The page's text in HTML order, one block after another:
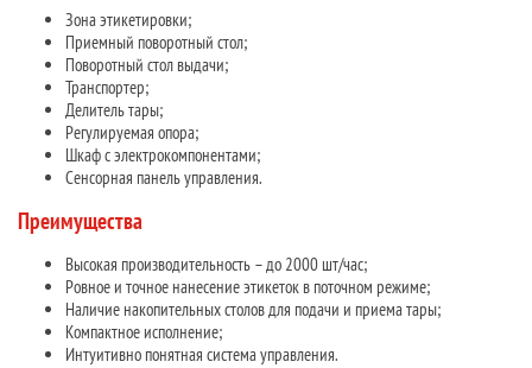
Зона этикетировки;
Приемный поворотный стол;
Поворотный стол выдачи;
Транспортер;
Делитель тары;
Регулируемая опора;
Шкаф с электрокомпонентами;
Сенсорная панель управления.
Преимущества
Высокая производительность – до 2000 шт/час;
Ровное и точное нанесение этикеток в поточном режиме;
Наличие накопительных столов для подачи и приема тары;
Компактное исполнение;
Интуитивно понятная система управления.